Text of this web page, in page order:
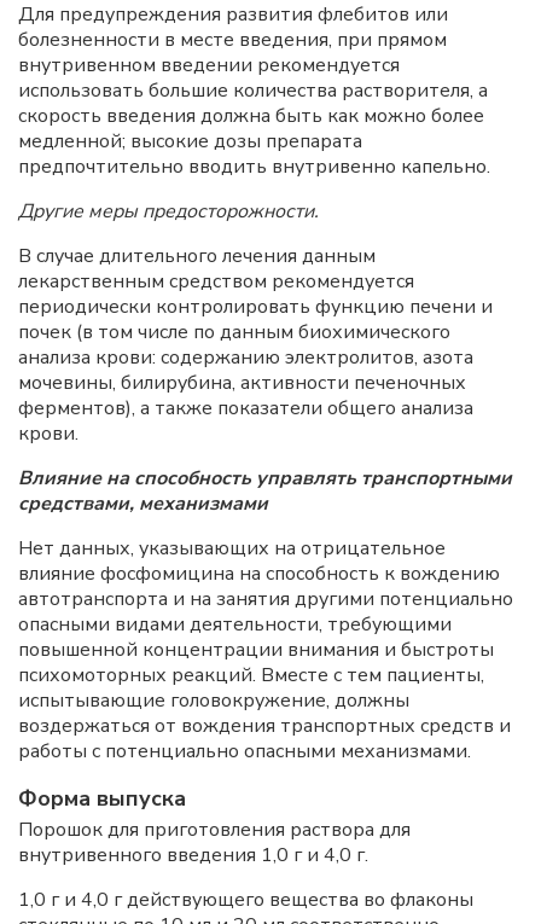
Для предупреждения развития флебитов или
болезненности в месте введения, при прямом
внутривенном введении рекомендуется
использовать большие количества растворителя, а
скорость введения должна быть как можно более
медленной; высокие дозы препарата
предпочтительно вводить внутривенно капельно.
Другие меры предосторожности.
В случае длительного лечения данным
лекарственным средством рекомендуется
периодически контролировать функцию печени и
почек (в том числе по данным биохимического
анализа крови: содержанию электролитов, азота
мочевины, билирубина, активности печеночных
ферментов), а также показатели общего анализа
крови.
Влияние на способность управлять транспортными
средствами, механизмами
Нет данных, указывающих на отрицательное
влияние фосфомицина на способность к вождению
автотранспорта и на занятия другими потенциально
опасными видами деятельности, требующими
повышенной концентрации внимания и быстроты
психомоторных реакций. Вместе с тем пациенты,
испытывающие головокружение, должны
воздержаться от вождения транспортных средств и
работы с потенциально опасными механизмами.
Форма выпуска
Порошок для приготовления раствора для
внутривенного введения 1,0 г и 4,0 г.
1,0 г и 4,0 г действующего вещества во флаконы